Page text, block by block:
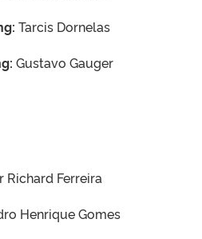
Tarcis Dornelas
Gustavo Gauger
Richard Ferreira
Henrique Gomes